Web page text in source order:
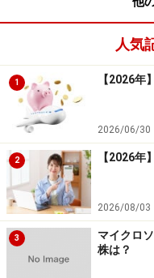
ぎかを分析します。
移動平均乖離率は下記
◎移動平均線の計算式
移動平均乖離率＝（
均値×100
買いサインと売
代表的な移動平均線と
チャートであれば、5
人気
1 【2026年
2026/06/30
2 【2026年
2026/08/03
3
マイクロ
株は？